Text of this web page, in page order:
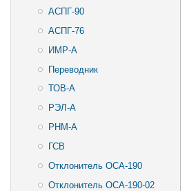
АСПГ-90
АСПГ-76
ИМР-А
Переводник
ТОВ-А
РЭЛ-А
РНМ-А
ГСВ
Отклонитель ОСА-190
Отклонитель ОСА-190-02